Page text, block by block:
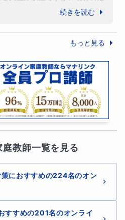
頑張っただけの評価がなされ
テスト結果をご連絡くださ
に質問も送ってくれます。
ちを考えて涙しながらお母様
時もありますが、最後まで諦
！という思いを今後も精一杯
いただきます。
続きを読む
もっと見る
教師一覧を見る
におすすめの224名のオン
すすめの201名のオンライ